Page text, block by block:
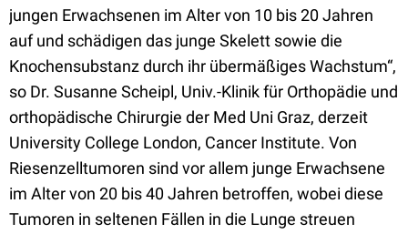
jungen Erwachsenen im Alter von 10 bis 20 Jahren
auf und schädigen das junge Skelett sowie die
Knochensubstanz durch ihr übermäßiges Wachstum“,
so Dr. Susanne Scheipl, Univ.-Klinik für Orthopädie und
orthopädische Chirurgie der Med Uni Graz, derzeit
University College London, Cancer Institute. Von
Riesenzelltumoren sind vor allem junge Erwachsene
im Alter von 20 bis 40 Jahren betroffen, wobei diese
Tumoren in seltenen Fällen in die Lunge streuen